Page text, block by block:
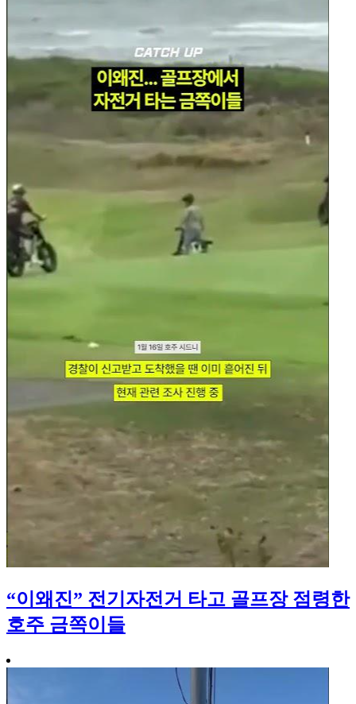
“이왜진” 전기자전거 타고 골프장 점령한
호주 금쪽이들